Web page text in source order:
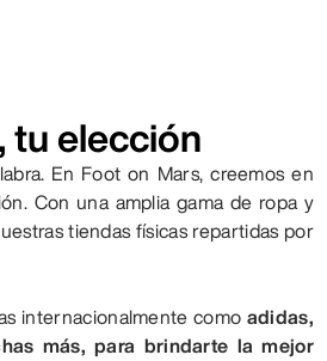
tu elección
En Foot on Mars, creemos en
Con una amplia gama de ropa y
tiendas físicas repartidas por
internacionalmente como adidas,
más, para brindarte la mejor